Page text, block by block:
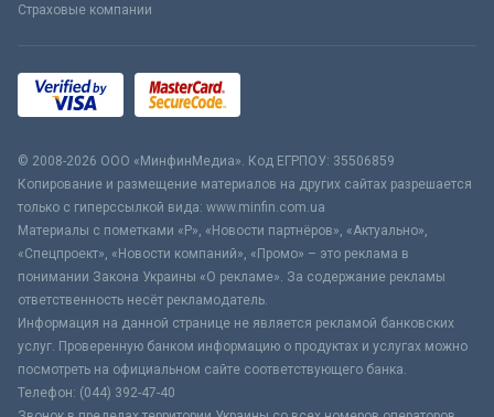
Страховые компании
© 2008-2026 ООО «МинфинМедиа». Код ЕГРПОУ: 35506859
Копирование и размещение материалов на других сайтах разрешается
только с гиперссылкой вида: www.minfin.com.ua
Материалы с пометками «Р», «Новости партнёров», «Актуально»,
«Спецпроект», «Новости компаний», «Промо» – это реклама в
понимании Закона Украины «О рекламе». За содержание рекламы
ответственность несёт рекламодатель.
Информация на данной странице не является рекламой банковских
услуг. Проверенную банком информацию о продуктах и услугах можно
посмотреть на официальном сайте соответствующего банка.
Телефон: (044) 392-47-40